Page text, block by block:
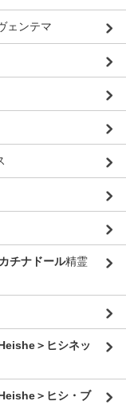
ェンテマ
チナドール精霊
＞ヒシネッ
＞ヒシ・ブ